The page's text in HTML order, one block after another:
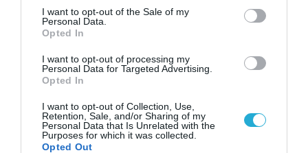
consent section.
I want to opt-out of the Sale of my
Personal Data.
Opted In
I want to opt-out of processing my
Personal Data for Targeted Advertising.
Opted In
I want to opt-out of Collection, Use,
Retention, Sale, and/or Sharing of my
Personal Data that Is Unrelated with the
Purposes for which it was collected.
Opted Out
«Η μετάβαση σε ένα σύστημα ιχνηλασιμότητας
που βασίζεται σε μοναδικά, αξιόπιστα και
διασταυρώσιμα δεδομένα αποτελεί ουσιαστική
τομή στον τρόπο με τον οποίο ελέγχεται και
τεκμηριώνεται το επιλέξιμο ζωικό κεφάλαιο.
Για την ΑΑΔΕ, η αξιοποίηση της
διαλειτουργικότητας των πληροφοριακών